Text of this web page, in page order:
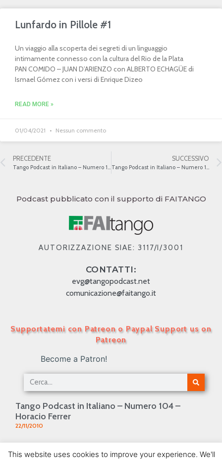
Lunfardo in Pillole #1
Un viaggio alla scoperta dei segreti di un linguaggio
intimamente connesso con la cultura del Rio de la Plata
PAN COMIDO – JUAN D’ARIENZO con ALBERTO ECHAGÜE di
Ismael Gómez con i versi di Enrique Dizeo
READ MORE »
01/04/2021 Nessun commento
PRECEDENTE SUCCESSIVO
Podcast pubblicato con il supporto di FAITANGO
AUTORIZZAZIONE SIAE: 3117/I/3001
CONTATTI:
evg@tangopodcast.net
comunicazione@faitango.it
Supportatemi con Patreon o Paypal Support us on
Patreon
Become a Patron!
Tango Podcast in Italiano – Numero 104 –
Horacio Ferrer
22/11/2010
Tango Podcast in Italiano – Numero 71 – Astor
This website uses cookies to improve your experience. We'll